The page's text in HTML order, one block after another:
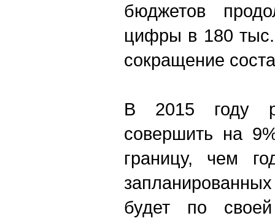
бюджетов
цифры в 180
сокращение
В 2015 году
совершить на
границу, чем
будет по